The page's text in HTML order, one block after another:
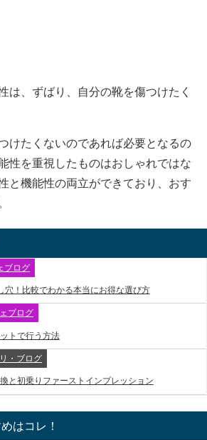
は、ずばり、自分の靴を傷つけたく
けたくないのであれば必要となるの
性を重視したものはおしゃれではな
と機能性の両立ができており、おす
ブログ
穴！比較でわかる本当にお得な選び方
ブログ
トで行う方法
・ブログ
と初乗りファーストインプレッション
はコレ！